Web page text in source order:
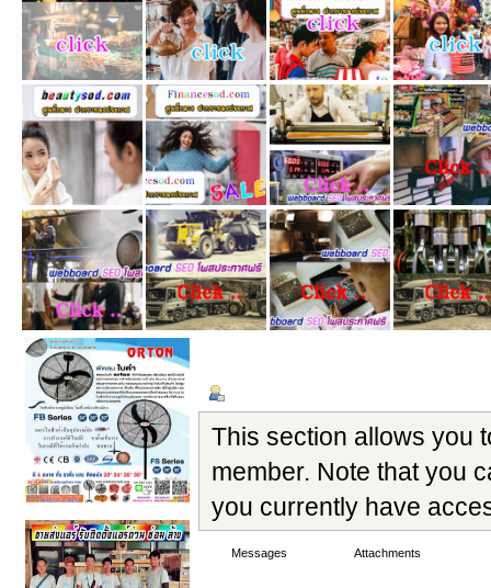
This section allows you
member. Note that you
you currently have
Messages Attachments